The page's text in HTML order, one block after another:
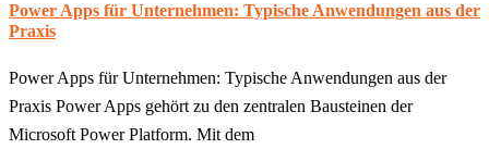
Power Apps für Unternehmen: Typische Anwendungen aus der
Praxis
Power Apps für Unternehmen: Typische Anwendungen aus der
Praxis Power Apps gehört zu den zentralen Bausteinen der
Microsoft Power Platform. Mit dem